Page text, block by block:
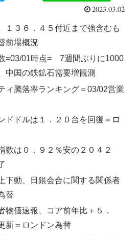
2023.03.02
１３６．４５付近まで強含むも
前場概況
=03/01時点= 7週間ぶりに1000
中国の鉄鉱石需要増観測
ィ騰落率ランキング＝03/02営業
ドドルは１．２０台を回復＝ロ
は０．９２％安の２０４２
下動、日銀会合に関する関係者
替
物価速報、コア前年比＋５．
新＝ロンドン為替